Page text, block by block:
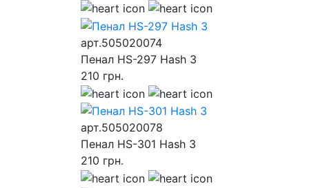
арт.505020074
Пенал HS-297 Hash 3
210 грн.
арт.505020078
Пенал HS-301 Hash 3
210 грн.